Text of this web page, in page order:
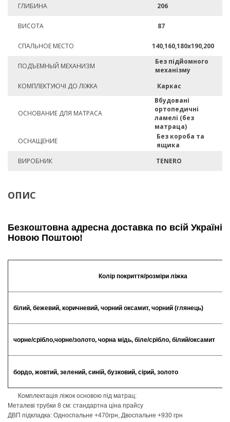
ГЛИБИНА 206
ВИСОТА 87
СПАЛЬНОЕ МЕСТО 140,160,180х190,200
ПОДЪЕМНЫЙ МЕХАНИЗМ
Без підйомного
механізму
КОМПЛЕКТУЮЧІ ДО ЛІЖКА
Каркас
ОСНОВАНИЕ ДЛЯ МАТРАСА
Вбудовані
ортопедичні
ламелі (без
матраца)
ОСНАЩЕНИЕ
Без короба та
ящика
ВИРОБНИК
TENERO
ОПИС
Безкоштовна адресна доставка по всій Україні
Новою Поштою!
Колір покриття/розміри ліжка
білий, бежевий, коричневий, чорний оксамит, чорний (глянець)
чорне/срібло,чорне/золото, чорна мідь, біле/срібло, білий/оксамит
бордо, жовтий, зелений, синій, бузковий, сірий, золото
Комплектація ліжок основою під матрац:
Металеві трубки 8 см: стандартна ціна прайсу
ДВП підкладка: Односпальне +470грн, Двоспальне +930 грн